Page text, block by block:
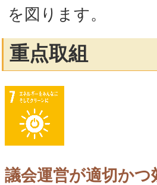
を図ります。
重点取組
議会運営が適切か